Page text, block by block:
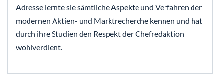
Adresse lernte sie sämtliche Aspekte und Verfahren der
modernen Aktien- und Marktrecherche kennen und hat
durch ihre Studien den Respekt der Chefredaktion
wohlverdient.